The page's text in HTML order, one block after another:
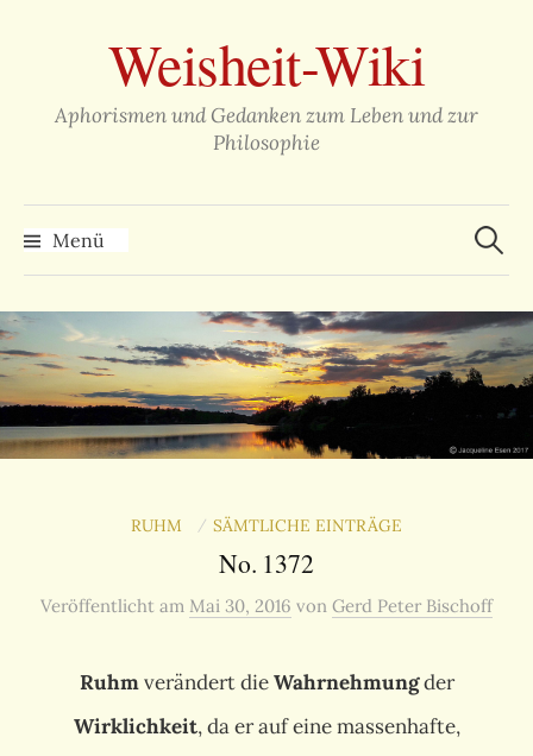
überspringenWeisheit-Wiki
Aphorismen und Gedanken zum Leben und zur
Philosophie
Menü
Suchen
nach:
RUHM / SÄMTLICHE EINTRÄGE
No. 1372
Veröffentlicht am Mai 30, 2016 von Gerd Peter Bischoff
Ruhmverändert dieWahrnehmungder
Wirklichkeit, da er auf eine massenhafte,